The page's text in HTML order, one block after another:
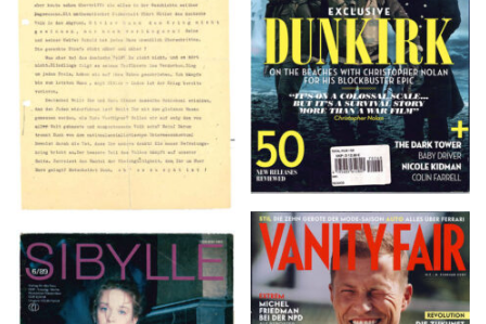
Rose – V, Januar 1943
VANITY FAIR – Nr. 7 –
8. Februar 2007
SIBYLLE 6/89